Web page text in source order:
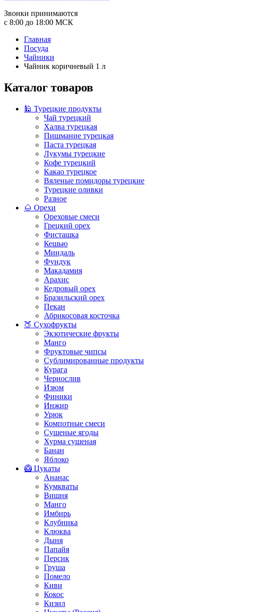
Звонки принимаются
с 8:00 до 18:00 МСК
Главная
Посуда
Чайники
Чайник коричневый 1 л
Каталог товаров
🕌 Турецкие продукты
Чай турецкий
Халва турецкая
Пишмание турецкая
Паста турецкая
Лукумы турецкие
Кофе турецкий
Какао турецкое
Вяленые помидоры турецкие
Турецкие оливки
Разное
🌰 Орехи
Ореховые смеси
Грецкий орех
Фисташка
Кешью
Миндаль
Фундук
Макадамия
Арахис
Кедровый орех
Бразильский орех
Пекан
Абрикосовая косточка
🍑 Сухофрукты
Экзотические фрукты
Манго
Фруктовые чипсы
Сублимированные продукты
Курага
Чернослив
Изюм
Финики
Инжир
Урюк
Компотные смеси
Сушеные ягоды
Хурма сушеная
Банан
Яблоко
🥝 Цукаты
Ананас
Кумкваты
Вишня
Манго
Имбирь
Клубника
Клюква
Дыня
Папайя
Персик
Груша
Помело
Киви
Кокос
Кизил